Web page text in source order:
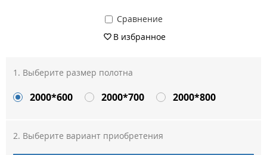
Сравнение
В избранное
Выберите размер полотна
2000*600 2000*700 2000*800
Выберите вариант приобретения